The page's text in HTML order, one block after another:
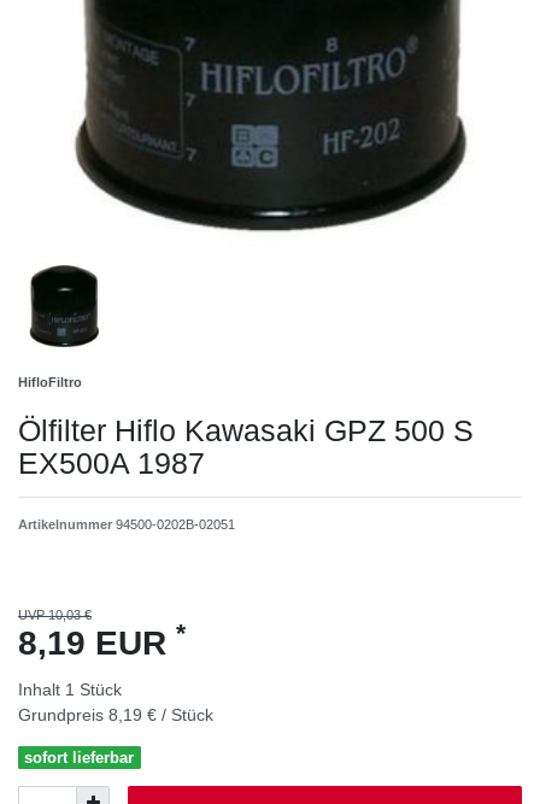
HifloFiltro
Ölfilter Hiflo Kawasaki GPZ 500 S
EX500A 1987
Artikelnummer 94500-0202B-02051
UVP 10,03 €
8,19 EUR *
Inhalt 1 Stück
Grundpreis 8,19 € / Stück
sofort lieferbar